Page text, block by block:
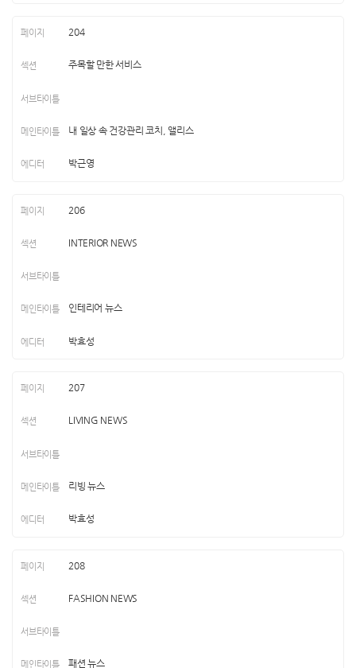
204
주목할 만한 서비스
내 일상 속 건강관리 코치, 앨리스
박근영
206
INTERIOR NEWS
인테리어 뉴스
박효성
207
LIVING NEWS
리빙 뉴스
박효성
208
FASHION NEWS
패션 뉴스